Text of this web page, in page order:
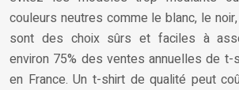
couleurs neutres comme le blanc, le
sont des choix sûrs et faciles à
environ 75% des ventes annuelles de t-
en France. Un t-shirt de qualité peut